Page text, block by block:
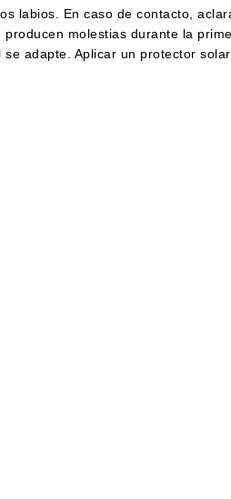
labios. En caso de contacto,
molestias durante la
adapte. Aplicar un protector